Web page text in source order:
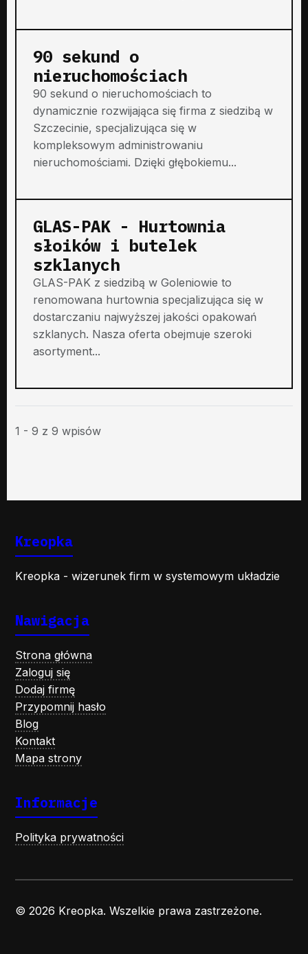
90 sekund o
nieruchomościach
90 sekund o nieruchomościach to
dynamicznie rozwijająca się firma z siedzibą w
Szczecinie, specjalizująca się w
kompleksowym administrowaniu
nieruchomościami. Dzięki głębokiemu...
GLAS-PAK - Hurtownia
słoików i butelek
szklanych
GLAS-PAK z siedzibą w Goleniowie to
renomowana hurtownia specjalizująca się w
dostarczaniu najwyższej jakości opakowań
szklanych. Nasza oferta obejmuje szeroki
asortyment...
1 - 9 z 9 wpisów
Kreopka
Kreopka - wizerunek firm w systemowym układzie
Nawigacja
Strona główna
Zaloguj się
Dodaj firmę
Przypomnij hasło
Blog
Kontakt
Mapa strony
Informacje
Polityka prywatności
© 2026 Kreopka. Wszelkie prawa zastrzeżone.